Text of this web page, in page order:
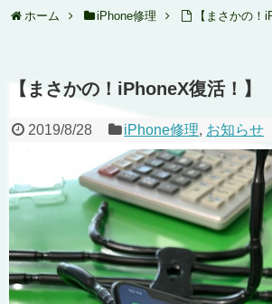
ホーム iPhone修理 【まさかの！
【まさかの！iPhoneX復活！】
2019/8/28 iPhone修理, お知らせ